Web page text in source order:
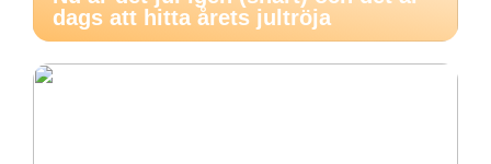
dags att hitta årets jultröja